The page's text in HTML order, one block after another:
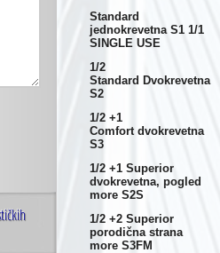
Standard
jednokrevetna S1 1/1
SINGLE USE
1/2
Standard Dvokrevetna
S2
1/2 +1
Comfort dvokrevetna
S3
1/2 +1 Superior
dvokrevetna, pogled
more S2S
1/2 +2 Superior
porodična strana
more S3FM